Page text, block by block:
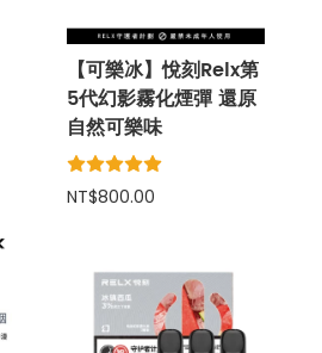
【可樂冰】悅刻Relx第
5代幻影霧化煙彈 還原
自然可樂味
NT$800.00